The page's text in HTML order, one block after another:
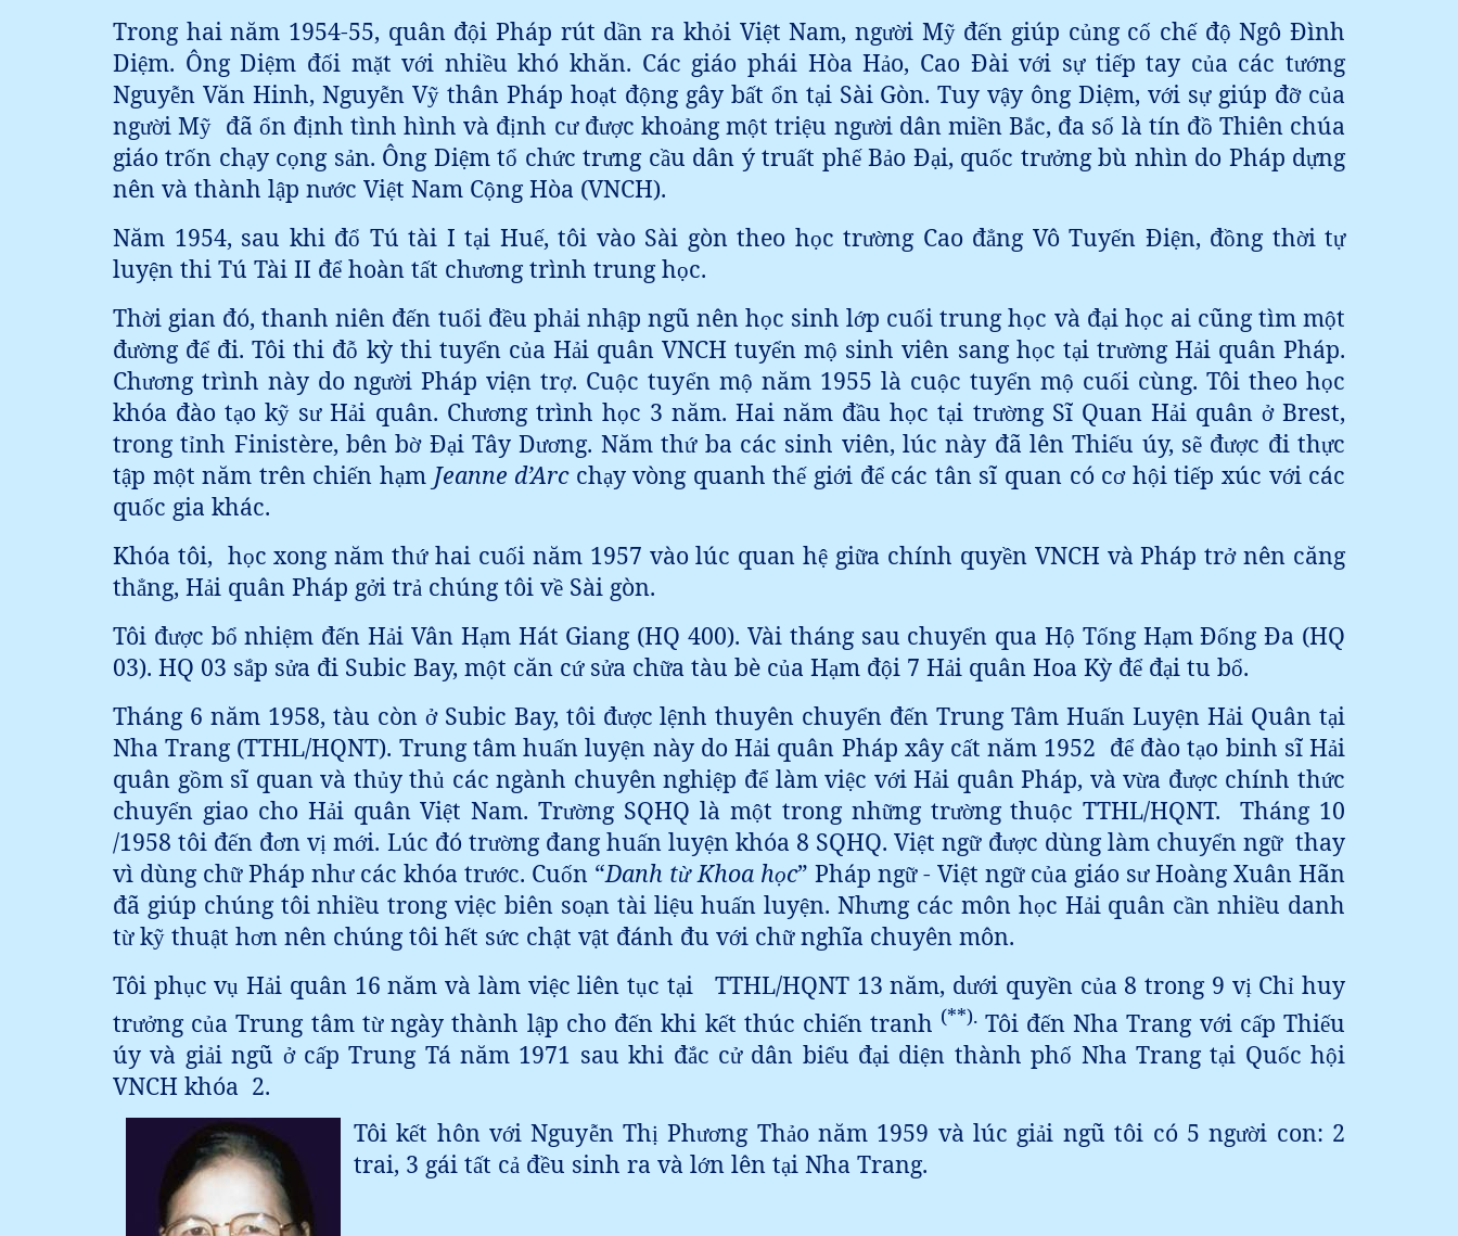
Trong hai năm 1954-55, quân đội Pháp rút dần ra khỏi Việt Nam, người Mỹđến giúp củng cố chếđộ Ngô Đình
Diệm. Ông Diệm đối mặt với nhiều khó khăn. Các giáo phái Hòa Hảo, Cao Đài với sựtiếp tay của các tướng
Nguyễn Văn Hinh, Nguyễn Vỹthân Pháp hoạt động gây bất ổn tại Sài Gòn. Tuy vậy ông Diệm, với sựgiúp đỡcủa
người Mỹ đã ổn định tình hình và định cưđược khoảng một triệu người dân miền Bắc, đa số là tín đồ Thiên chúa
giáo trốn chạy cọng sản. Ông Diệm tổ chức trưng cầu dân ý truất phếBảo Đại, quốc trưởng bù nhìn do Pháp dựng
nên và thành lập nước Việt Nam Cộng Hòa (VNCH).
Năm 1954, sau khi đổ Tú tài I tại Huế, tôi vào Sài gòn theo học trường Cao đẳng Vô Tuyến Điện, đồng thời tự
luyện thi Tú Tài II để hoàn tất chương trình trung học.
Thời gian đó, thanh niên đến tuổi đều phải nhập ngũ nên học sinh lớp cuối trung học và đại học ai cũng tìm một
đường để đi. Tôi thi đỗ kỳ thi tuyển của Hải quân VNCH tuyển mộ sinh viên sang học tại trường Hải quân Pháp.
Chương trình này do người Pháp viện trợ. Cuộc tuyển mộ năm 1955 là cuộc tuyển mộ cuối cùng. Tôi theo học
khóa đào tạo kỹ sưHải quân. Chương trình học 3 năm. Hai năm đầu học tại trường Sĩ Quan Hải quânởBrest,
trong tỉnh Finistère, bên bờĐại Tây Dương. Năm thứba các sinh viên, lúc này đã lên Thiếu úy, sẽ được đi thực
tập một năm trên chiến hạm Jeanne d’Arcchạy vòng quanh thếgiới đểcác tân sĩ quan có cơhội tiếp xúc với các
quốc gia khác.
Khóa tôi, học xong năm thứhai cuối năm 1957 vào lúc quan hệ giữa chính quyền VNCH và Pháp trởnên căng
thẳng, Hải quân Pháp gởi trả chúng tôi về Sài gòn.
Tôi được bổ nhiệm đến Hải Vân Hạm Hát Giang (HQ 400). Vài tháng sau chuyển qua Hộ Tống Hạm Đống Đa (HQ
03). HQ 03 sắp sửa đi Subic Bay, một căn cứsửa chữa tàu bè của Hạm đội 7 Hải quân Hoa Kỳ để đại tu bổ.
Tháng 6 năm 1958, tàu còn ởSubic Bay, tôi được lệnh thuyên chuyển đến Trung Tâm Huấn Luyện Hải Quân tại
Nha Trang (TTHL/HQNT). Trung tâm huấn luyện này do Hải quân Pháp xây cất năm 1952 đểđào tạo binh sĩ Hải
quân gồm sĩ quan và thủy thủ các ngành chuyên nghiệp để làm việc với Hải quân Pháp, và vừa được chính thức
chuyển giao cho Hải quân Việt Nam. Trường SQHQ là một trong những trường thuộc TTHL/HQNT.
Tháng 10
/1958 tôi đến đơn vị mới. Lúc đó trường đang huấn luyện khóa 8 SQHQ. Việt ngữđược dùng làm chuyển ngữ thay
vì dùng chữPháp nhưcác khóa trước. Cuốn “Danh từKhoa học” Pháp ngữ- Việt ngữcủa giáo sưHoàng Xuân Hãn
đã giúp chúng tôi nhiều trong việc biên soạn tài liệu huấn luyện. Nhưng các môn học Hải quân cần nhiều danh
từkỹ thuật hơn nên chúng tôi hết sức chật vật đánh đu với chữnghĩa chuyên môn.
Tôi phục vụ Hải quân 16 năm và làm việc liên tục tại TTHL/HQNT 13 năm, dưới quyền của 8 trong 9 vịChỉ huy
trưởng của Trung tâm từngày thành lập cho đến khi kết thúc chiến tranh (**). Tôi đến Nha Trang với cấp Thiếu
úy và giải ngũ ởcấp Trung Tá năm 1971 sau khi đắc cửdân biểu đại diện thành phố Nha Trang tại Quốc hội
VNCH khóa 2.
Tôi kết hôn với Nguyễn ThịPhương Thảo năm 1959 và lúc giải ngũ tôi có 5 người con: 2
trai, 3 gái tất cả đều sinh ra và lớn lên tại Nha Trang.